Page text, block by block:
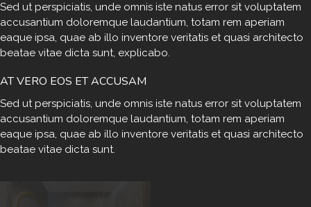
Sed ut perspiciatis, unde omnis iste natus error sit voluptatem
accusantium doloremque laudantium, totam rem aperiam
eaque ipsa, quae ab illo inventore veritatis et quasi architecto
beatae vitae dicta sunt, explicabo.
AT VERO EOS ET ACCUSAM
Sed ut perspiciatis, unde omnis iste natus error sit voluptatem
accusantium doloremque laudantium, totam rem aperiam
eaque ipsa, quae ab illo inventore veritatis et quasi architecto
beatae vitae dicta sunt.